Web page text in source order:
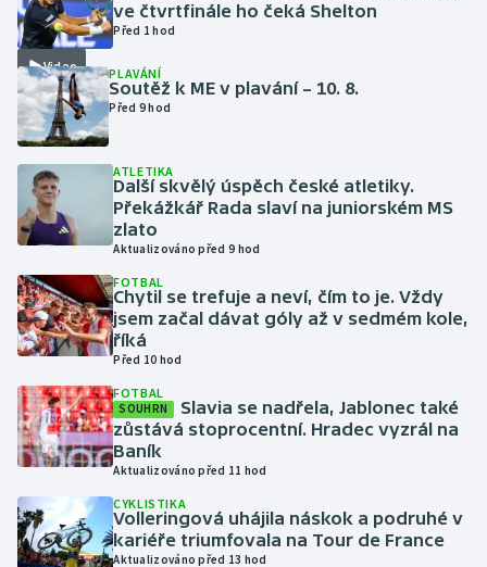
Futsal
Golf
Gymnastika
Házená
Jezdectví
Judo
Krasobruslení
Lezení
Lyže a snowboard
Moderní pětiboj
Motorsport
Video
ve čtvrtfinále ho čeká Shelton
Před 1 hod
PLAVÁNÍ
Soutěž k ME v plavání – 10. 8.
Před 9 hod
ATLETIKA
Další skvělý úspěch české atletiky.
Překážkář Rada slaví na juniorském MS
zlato
Aktualizováno před 9 hod
FOTBAL
Chytil se trefuje a neví, čím to je. Vždy
jsem začal dávat góly až v sedmém kole,
říká
Před 10 hod
FOTBAL
SOUHRN
Slavia se nadřela, Jablonec také
zůstává stoprocentní. Hradec vyzrál na
Baník
Aktualizováno před 11 hod
CYKLISTIKA
Volleringová uhájila náskok a podruhé v
kariéře triumfovala na Tour de France
Aktualizováno před 13 hod